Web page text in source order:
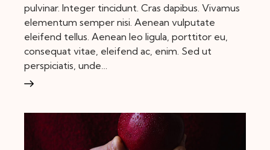
pulvinar. Integer tincidunt. Cras dapibus. Vivamus
elementum semper nisi. Aenean vulputate
eleifend tellus. Aenean leo ligula, porttitor eu,
consequat vitae, eleifend ac, enim. Sed ut
perspiciatis, unde…